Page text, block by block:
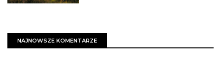
NAJNOWSZE KOMENTARZE